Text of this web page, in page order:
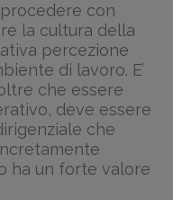
con
la cultura della
percezione
di lavoro. E’
che essere
deve essere
che
ha un forte valore